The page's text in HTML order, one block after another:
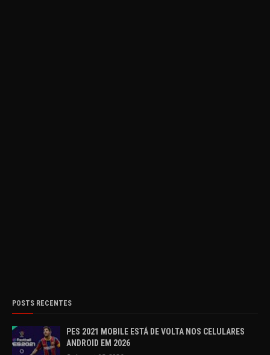
POSTS RECENTES
PES 2021 MOBILE ESTÁ DE VOLTA NOS CELULARES
ANDROID EM 2026